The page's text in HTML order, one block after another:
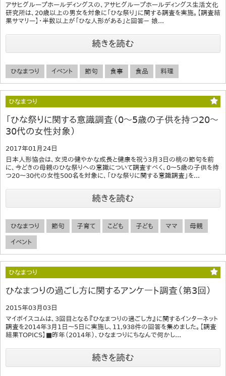
アサヒグループホールディングスの、アサヒグループホールディングス生活文化
研究所は、20歳以上の男女を対象に「ひな祭り」に関する調査を実施。【調査結
果サマリー】・半数以上が「ひな人形がある」と回答－ 娘...
続きを読む
ひなまつり イベント 節句 食事 食品 料理
ひなまつり
「ひな祭りに関する意識調査（0～5歳の子供を持つ20～
30代の女性対象）
2017年01月24日
日本人形協会は、女児の健やかな成長と健康を祝う3月3日の桃の節句を前
に、今どきの母親のひな祭りへの意識について調査すべく、0～5歳の子供を持
つ20～30代の女性500名を対象に、「ひな祭りに関する意識調査」を...
続きを読む
ひなまつり 節句 子育て こども 子ども ママ 母親
イベント
ひなまつり
ひなまつりの過ごし方に関するアンケート調査（第3回）
2015年03月03日
マイボイスコムは、3回目となる『ひなまつりの過ごし方』に関するインターネット
調査を2014年3月1日～5日に実施し、11,938件の回答を集めました。【調査
結果TOPICS】■昨年（2014年）、ひなまつりにちなんで何かし...
続きを読む